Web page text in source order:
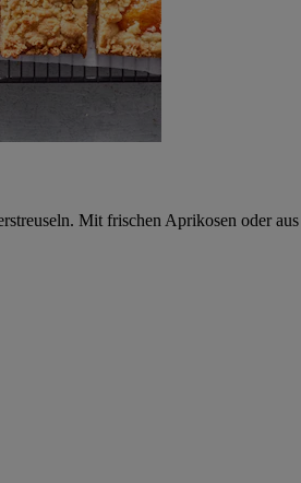
Mit frischen Aprikosen oder